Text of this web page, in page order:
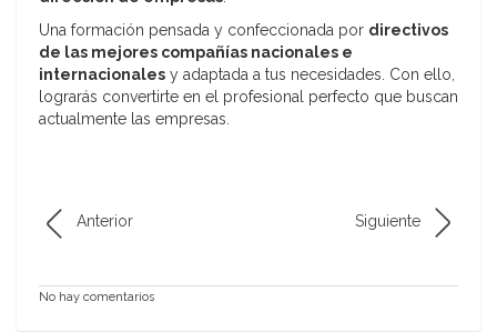
Una formación pensada y confeccionada por directivos
de las mejores compañías nacionales e
internacionales y adaptada a tus necesidades. Con ello,
lograrás convertirte en el profesional perfecto que buscan
actualmente las empresas.
Anterior Siguiente
No hay comentarios